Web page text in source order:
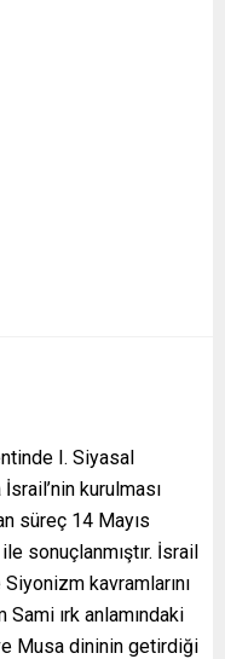
I. Siyasal
kurulması
süreç 14 Mayıs
sonuçlanmıştır. İsrail
kavramlarını
ırk anlamındaki
Musa dininin getirdiği